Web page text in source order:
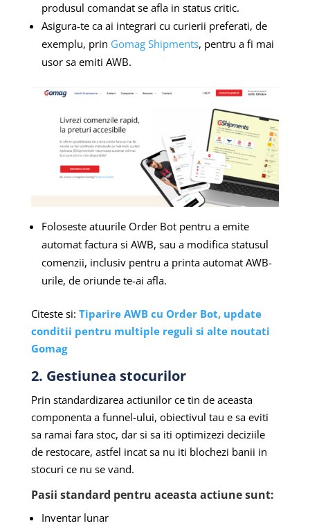
produsul comandat se afla in status critic.
Asigura-te ca ai integrari cu curierii preferati, de
exemplu, prin Gomag Shipments, pentru a fi mai
usor sa emiti AWB.
Foloseste atuurile Order Bot pentru a emite
automat factura si AWB, sau a modifica statusul
comenzii, inclusiv pentru a printa automat AWB-
urile, de oriunde te-ai afla.
Citeste si: Tiparire AWB cu Order Bot, update
conditii pentru multiple reguli si alte noutati
Gomag
2. Gestiunea stocurilor
Prin standardizarea actiunilor ce tin de aceasta
componenta a funnel-ului, obiectivul tau e sa eviti
sa ramai fara stoc, dar si sa iti optimizezi deciziile
de restocare, astfel incat sa nu iti blochezi banii in
stocuri ce nu se vand.
Pasii standard pentru aceasta actiune sunt:
Inventar lunar